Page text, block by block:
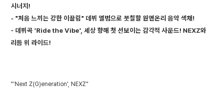
시너지!
- "처음 느끼는 강한 이끌림" 데뷔 앨범으로 붓칠할 원앤온리 음악 색채!
- 데뷔곡 'Ride the Vibe', 세상 향해 첫 선보이는 감각적 사운드! NEXZ와
리듬 위 라이드!
"'Next Z(G)eneration', NEXZ"